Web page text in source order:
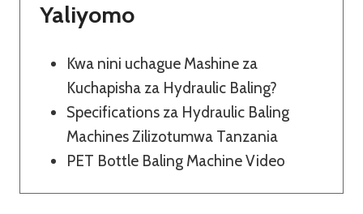
Yaliyomo
Kwa nini uchague Mashine za
Kuchapisha za Hydraulic Baling?
Specifications za Hydraulic Baling
Machines Zilizotumwa Tanzania
PET Bottle Baling Machine Video